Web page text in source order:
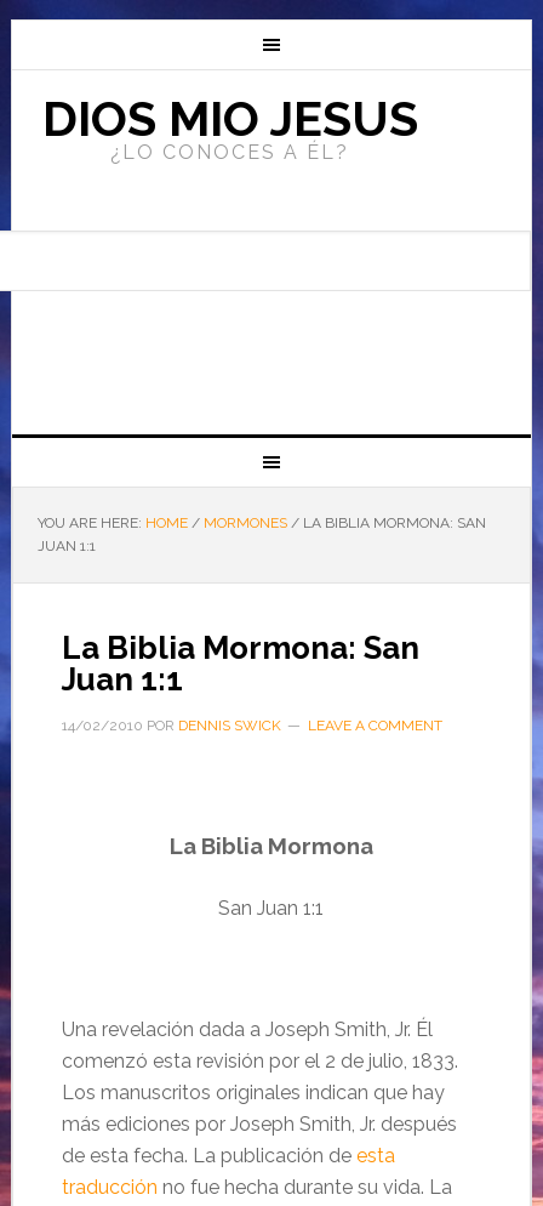
DIOS MIO JESUS
¿LO CONOCES A ÉL?
YOU ARE HERE: HOME / MORMONES /LA BIBLIA MORMONA: SAN
JUAN 1:1
La Biblia Mormona: San
Juan 1:1
14/02/2010 POR DENNIS SWICK LEAVE A COMMENT
La Biblia Mormona
San Juan 1:1
Una revelación dada a Joseph Smith, Jr. Él
comenzó esta revisión por el 2 de julio, 1833.
Los manuscritos originales indican que hay
más ediciones por Joseph Smith, Jr. después
de esta fecha. La publicación de esta
traducción no fue hecha durante su vida. La